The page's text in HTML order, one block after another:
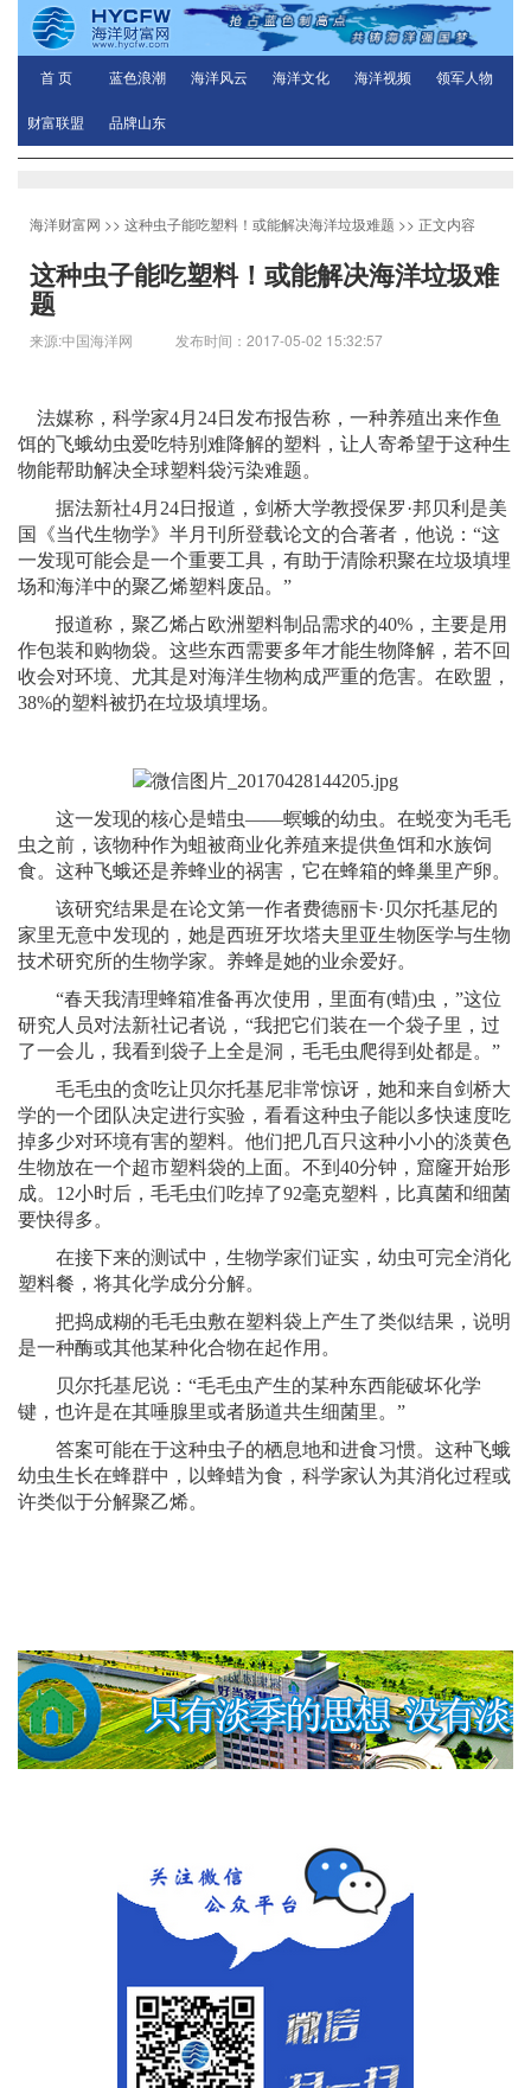
首 页 蓝色浪潮 海洋风云 海洋文化 海洋视频 领军人物
财富联盟 品牌山东
海洋财富网 >> 这种虫子能吃塑料！或能解决海洋垃圾难题 >> 正文内容
这种虫子能吃塑料！或能解决海洋垃圾难
题
来源:中国海洋网 发布时间：2017-05-02 15:32:57
法媒称，科学家4月24日发布报告称，一种养殖出来作鱼
饵的飞蛾幼虫爱吃特别难降解的塑料，让人寄希望于这种生
物能帮助解决全球塑料袋污染难题。
据法新社4月24日报道，剑桥大学教授保罗·邦贝利是美
国《当代生物学》半月刊所登载论文的合著者，他说：“这
一发现可能会是一个重要工具，有助于清除积聚在垃圾填埋
场和海洋中的聚乙烯塑料废品。”
报道称，聚乙烯占欧洲塑料制品需求的40%，主要是用
作包装和购物袋。这些东西需要多年才能生物降解，若不回
收会对环境、尤其是对海洋生物构成严重的危害。在欧盟，
38%的塑料被扔在垃圾填埋场。
这一发现的核心是蜡虫——螟蛾的幼虫。在蜕变为毛毛
虫之前，该物种作为蛆被商业化养殖来提供鱼饵和水族饲
食。这种飞蛾还是养蜂业的祸害，它在蜂箱的蜂巢里产卵。
该研究结果是在论文第一作者费德丽卡·贝尔托基尼的
家里无意中发现的，她是西班牙坎塔夫里亚生物医学与生物
技术研究所的生物学家。养蜂是她的业余爱好。
“春天我清理蜂箱准备再次使用，里面有(蜡)虫，”这位
研究人员对法新社记者说，“我把它们装在一个袋子里，过
了一会儿，我看到袋子上全是洞，毛毛虫爬得到处都是。”
毛毛虫的贪吃让贝尔托基尼非常惊讶，她和来自剑桥大
学的一个团队决定进行实验，看看这种虫子能以多快速度吃
掉多少对环境有害的塑料。他们把几百只这种小小的淡黄色
生物放在一个超市塑料袋的上面。不到40分钟，窟窿开始形
成。12小时后，毛毛虫们吃掉了92毫克塑料，比真菌和细菌
要快得多。
在接下来的测试中，生物学家们证实，幼虫可完全消化
塑料餐，将其化学成分分解。
把捣成糊的毛毛虫敷在塑料袋上产生了类似结果，说明
是一种酶或其他某种化合物在起作用。
贝尔托基尼说：“毛毛虫产生的某种东西能破坏化学
键，也许是在其唾腺里或者肠道共生细菌里。”
答案可能在于这种虫子的栖息地和进食习惯。这种飞蛾
幼虫生长在蜂群中，以蜂蜡为食，科学家认为其消化过程或
许类似于分解聚乙烯。